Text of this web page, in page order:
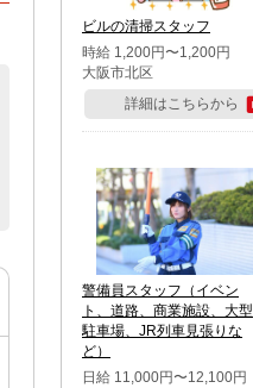
ビルの清掃スタッフ
時給 1,200円〜1,200円
大阪市北区
詳細はこちらから
警備員スタッフ（イベン
ト、道路、商業施設、大型
駐車場、JR列車見張りな
ど）
日給 11,000円〜12,100円